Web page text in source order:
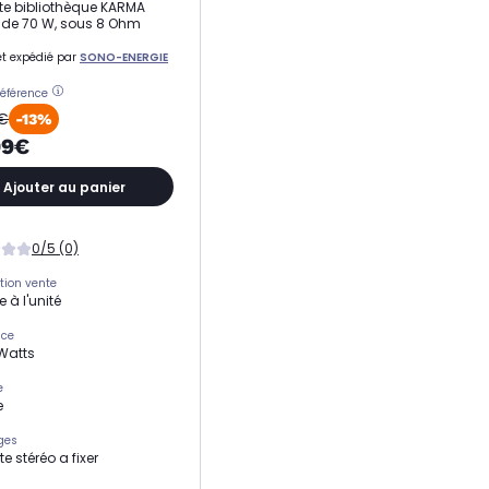
bibliothèque KARMA
70 W, sous 8 Ohm
expédié par SONO-ENERGIE
-13%
Ajouter au panier
0/5 (0)
vente
à l'unité
stéréo a fixer